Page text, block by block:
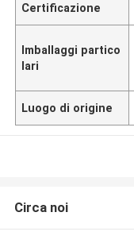
Certificazione
Imballaggi partico
lari
Luogo di origine
Circa noi